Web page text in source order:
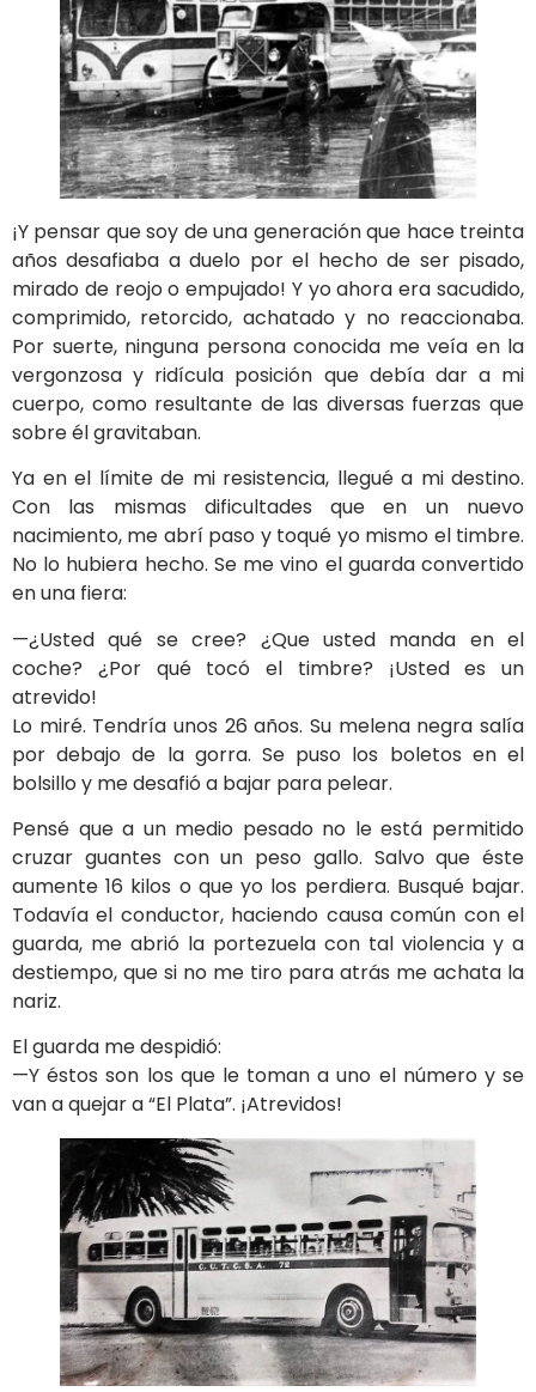
¡Y pensar que soy de una generación que hace treinta
años desafiaba a duelo por el hecho de ser pisado,
mirado de reojo o empujado! Y yo ahora era sacudido,
comprimido, retorcido, achatado y no reaccionaba.
Por suerte, ninguna persona conocida me veía en la
vergonzosa y ridícula posición que debía dar a mi
cuerpo, como resultante de las diversas fuerzas que
sobre él gravitaban.
Ya en el límite de mi resistencia, llegué a mi destino.
Con las mismas dificultades que en un nuevo
nacimiento, me abrí paso y toqué yo mismo el timbre.
No lo hubiera hecho. Se me vino el guarda convertido
en una fiera:
—¿Usted qué se cree? ¿Que usted manda en el
coche? ¿Por qué tocó el timbre? ¡Usted es un
atrevido!
Lo miré. Tendría unos 26 años. Su melena negra salía
por debajo de la gorra. Se puso los boletos en el
bolsillo y me desafió a bajar para pelear.
Pensé que a un medio pesado no le está permitido
cruzar guantes con un peso gallo. Salvo que éste
aumente 16 kilos o que yo los perdiera. Busqué bajar.
Todavía el conductor, haciendo causa común con el
guarda, me abrió la portezuela con tal violencia y a
destiempo, que si no me tiro para atrás me achata la
nariz.
El guarda me despidió:
—Y éstos son los que le toman a uno el número y se
van a quejar a “El Plata”. ¡Atrevidos!